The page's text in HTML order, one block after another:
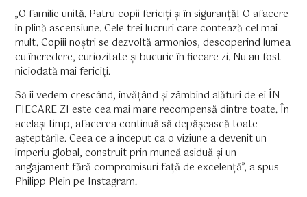
„O familie unită. Patru copii fericiți și în siguranță! O afacere
în plină ascensiune. Cele trei lucruri care contează cel mai
mult. Copiii noștri se dezvoltă armonios, descoperind lumea
cu încredere, curiozitate și bucurie în fiecare zi. Nu au fost
niciodată mai fericiți.
Să îi vedem crescând, învățând și zâmbind alături de ei ÎN
FIECARE ZI este cea mai mare recompensă dintre toate. În
același timp, afacerea continuă să depășească toate
așteptările. Ceea ce a început ca o viziune a devenit un
imperiu global, construit prin muncă asiduă și un
angajament fără compromisuri față de excelență”, a spus
Philipp Plein pe Instagram.